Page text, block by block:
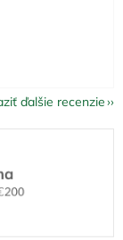
ďalšie recenzie